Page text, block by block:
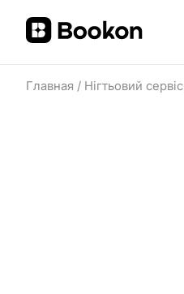
Главная / Нігтьовий сервіс